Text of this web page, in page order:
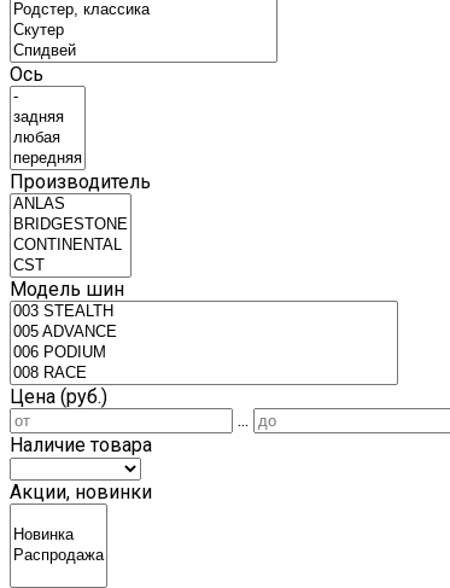
Ось
Производитель
Модель шин
Цена (руб.)
...
Наличие товара
Акции, новинки